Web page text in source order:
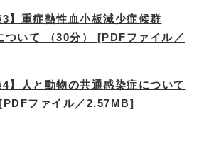
3】重症熱性血小板減少症候群
ついて （30分） [PDFファイル／
4】人と動物の共通感染症について
[PDFファイル／2.57MB]